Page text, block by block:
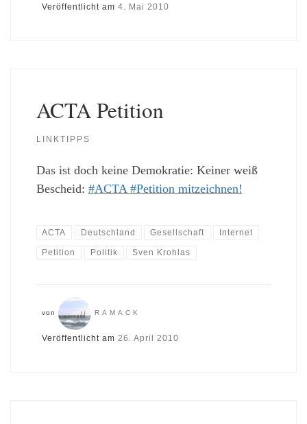
Veröffentlicht am 4. Mai 2010
ACTA Petition
LINKTIPPS
Das ist doch keine Demokratie: Keiner weiß
Bescheid: #ACTA #Petition mitzeichnen!
ACTA Deutschland Gesellschaft Internet
Petition Politik Sven Krohlas
von RAMACK
Veröffentlicht am 26. April 2010